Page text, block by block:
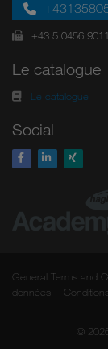
+43 5 0456
Le catalogue
Le catalogue
Social
General Terms and
données
©